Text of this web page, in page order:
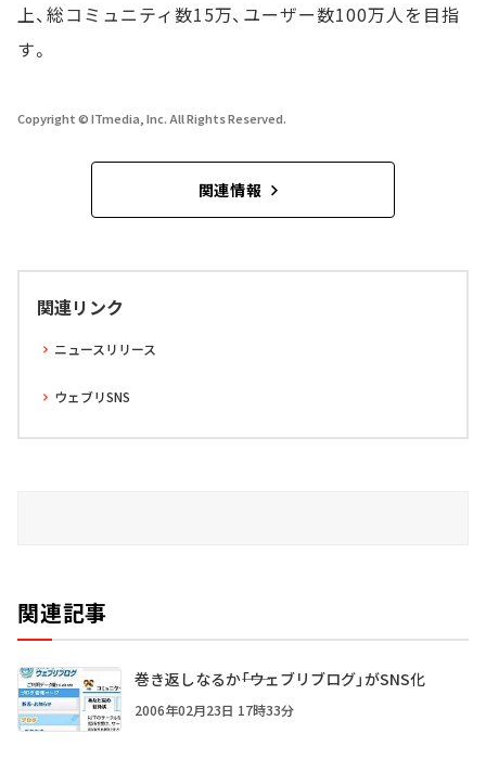
上、総コミュニティ数15万、ユーザー数100万人を目指
す。
Copyright © ITmedia, Inc. All Rights Reserved.
関連情報
関連リンク
ニュースリリース
ウェブリSNS
関連記事
巻き返しなるか――「ウェブリブログ」がSNS化
2006年02月23日 17時33分